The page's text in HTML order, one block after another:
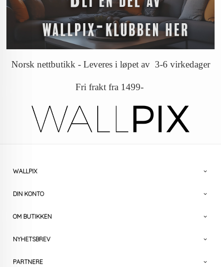
Norsk nettbutikk - Leveres i løpet av 3-6 virkedager
Fri frakt fra 1499-
WALLPIX
DIN KONTO
OM BUTIKKEN
NYHETSBREV
PARTNERE